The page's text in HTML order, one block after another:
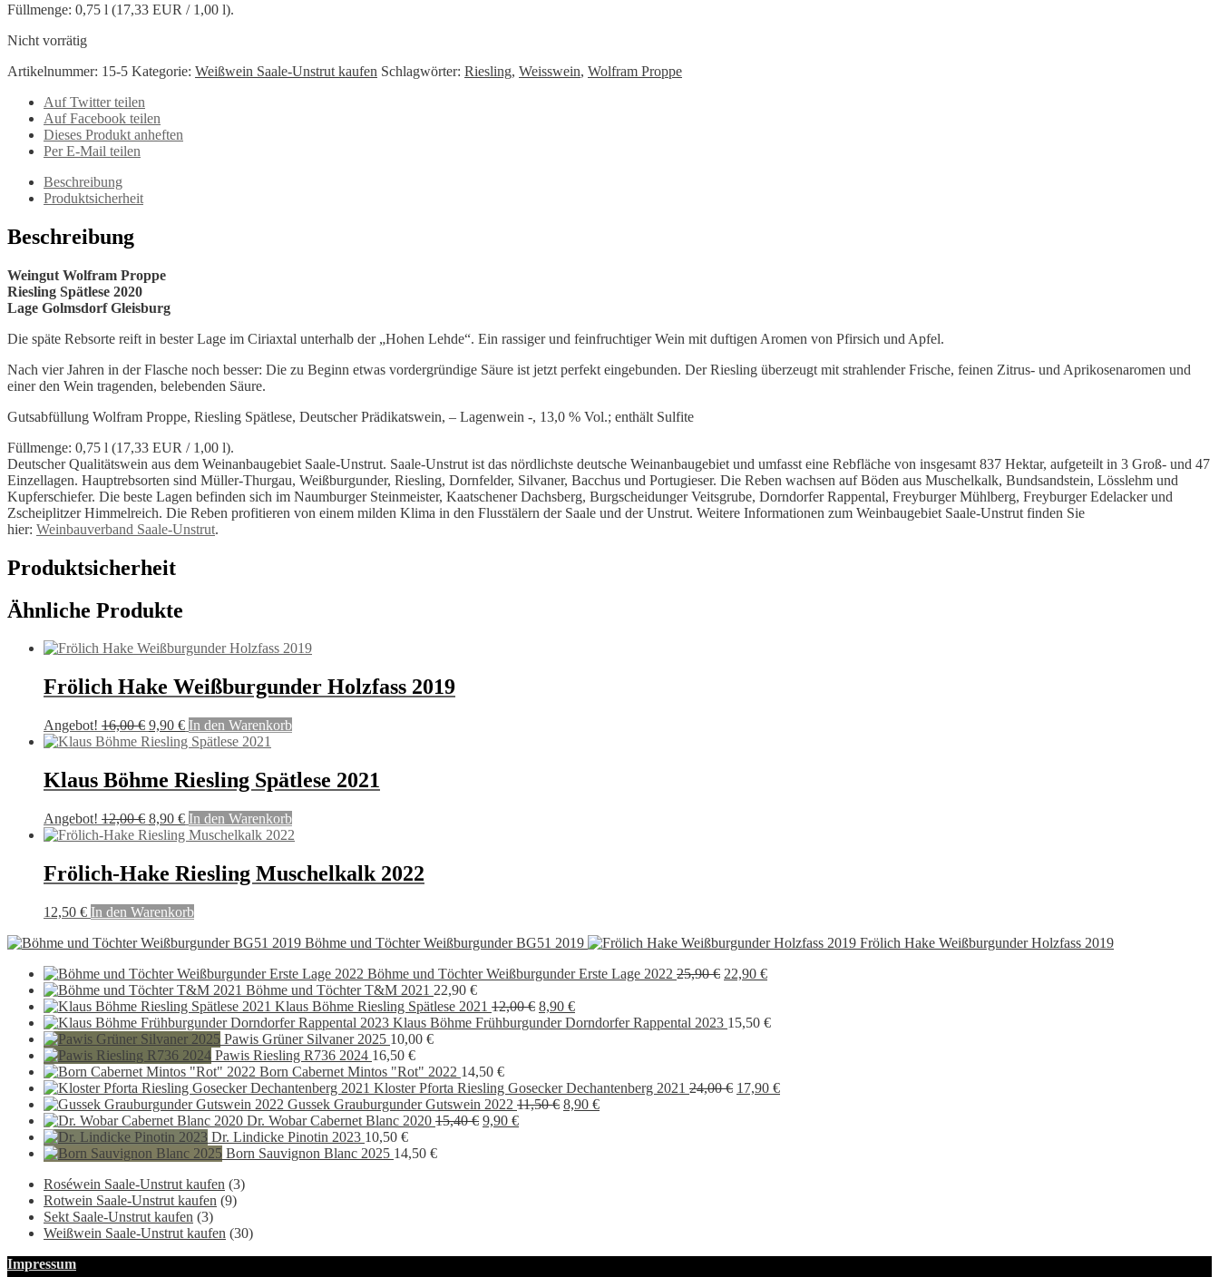
Füllmenge: 0,75 l (17,33 EUR / 1,00 l).
Nicht vorrätig
Artikelnummer: 15-5 Kategorie: Weißwein Saale-Unstrut kaufen Schlagwörter: Riesling, Weisswein, Wolfram Proppe
Auf Twitter teilen
Auf Facebook teilen
Dieses Produkt anheften
Per E-Mail teilen
Beschreibung
Produktsicherheit
Beschreibung
Weingut Wolfram Proppe
Riesling Spätlese 2020
Lage Golmsdorf Gleisburg
Die späte Rebsorte reift in bester Lage im Ciriaxtal unterhalb der „Hohen Lehde“. Ein rassiger und feinfruchtiger Wein mit duftigen Aromen von Pfirsich und Apfel.
Nach vier Jahren in der Flasche noch besser: Die zu Beginn etwas vordergründige Säure ist jetzt perfekt eingebunden. Der Riesling überzeugt mit strahlender Frische, feinen Zitrus- und Aprikosenaromen und
einer den Wein tragenden, belebenden Säure.
Gutsabfüllung Wolfram Proppe, Riesling Spätlese, Deutscher Prädikatswein, – Lagenwein -, 13,0 % Vol.; enthält Sulfite
Füllmenge: 0,75 l (17,33 EUR / 1,00 l).
Deutscher Qualitätswein aus dem Weinanbaugebiet Saale-Unstrut. Saale-Unstrut ist das nördlichste deutsche Weinanbaugebiet und umfasst eine Rebfläche von insgesamt 837 Hektar, aufgeteilt in 3 Groß- und 47
Einzellagen. Hauptrebsorten sind Müller-Thurgau, Weißburgunder, Riesling, Dornfelder, Silvaner, Bacchus und Portugieser. Die Reben wachsen auf Böden aus Muschelkalk, Bundsandstein, Lösslehm und
Kupferschiefer. Die beste Lagen befinden sich im Naumburger Steinmeister, Kaatschener Dachsberg, Burgscheidunger Veitsgrube, Dorndorfer Rappental, Freyburger Mühlberg, Freyburger Edelacker und
Zscheiplitzer Himmelreich. Die Reben profitieren von einem milden Klima in den Flusstälern der Saale und der Unstrut. Weitere Informationen zum Weinbaugebiet Saale-Unstrut finden Sie
hier: Weinbauverband Saale-Unstrut.
Produktsicherheit
Ähnliche Produkte
Frölich Hake Weißburgunder Holzfass 2019
Angebot! 16,00€ Ursprünglicher
Preis
16,00 €
9,90 €Aktueller
Preis
9,90 €.
In den Warenkorb
Klaus Böhme Riesling Spätlese 2021
Angebot! 12,00€ Ursprünglicher
Preis
12,00 €
8,90 €Aktueller
Preis
8,90 €.
In den Warenkorb
Frölich-Hake Riesling Muschelkalk 2022
12,50 € In den Warenkorb
Böhme und Töchter Weißburgunder BG51 2019
Frölich Hake Weißburgunder Holzfass 2019
Böhme und Töchter Weißburgunder Erste Lage 2022 25,90€ Ursprünglicher
25,90 €
22,90 €Aktueller
22,90 €.
Böhme und Töchter T&M 2021 22,90 €
Klaus Böhme Riesling Spätlese 2021 12,00€ Ursprünglicher
Preis
8,90 €Aktueller
Preis
Klaus Böhme Frühburgunder Dorndorfer Rappental 2023 15,50 €
Pawis Grüner Silvaner 2025 10,00 €
Pawis Riesling R736 2024 16,50 €
Born Cabernet Mintos "Rot" 2022 14,50 €
Kloster Pforta Riesling Gosecker Dechantenberg 2021 24,00€ Ursprünglicher
17,90 €Aktueller
Gussek Grauburgunder Gutswein 2022 11,50€ Ursprünglicher
8,90 €Aktueller
Dr. Wobar Cabernet Blanc 2020 15,40€ Ursprünglicher
9,90 €Aktueller
Dr. Lindicke Pinotin 2023 10,50 €
Born Sauvignon Blanc 2025 14,50 €
Roséwein Saale-Unstrut kaufen (3)
Rotwein Saale-Unstrut kaufen (9)
Sekt Saale-Unstrut kaufen (3)
Weißwein Saale-Unstrut kaufen (30)
Impressum